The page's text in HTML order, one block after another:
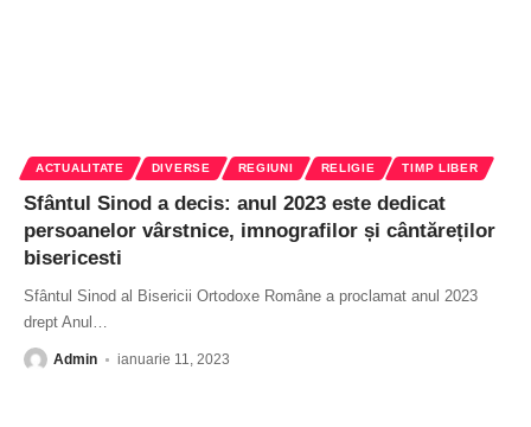
ACTUALITATE DIVERSE REGIUNI RELIGIE TIMP LIBER
Sfântul Sinod a decis: anul 2023 este dedicat
persoanelor vârstnice, imnografilor și cântăreților
bisericesti
Sfântul Sinod al Bisericii Ortodoxe Române a proclamat anul 2023
drept Anul …
Admin ianuarie 11, 2023